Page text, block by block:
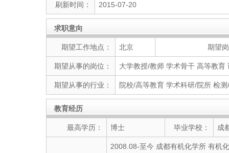
刷新时间： 2015-07-20
求职意向
期望工作地点： 北京 期望
期望从事的岗位： 大学教授/教师 学术骨干 高等教育
期望从事的行业： 院校/高等教育 学术科研/院所 检
教育经历
最高学历： 博士 毕业学校： 成
2008.08-至今 成都有机化学所 有机